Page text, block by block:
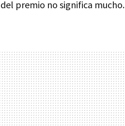
del premio no significa mucho.